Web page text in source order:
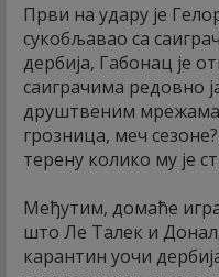
Први на удару је
сукобљавао са
дербија, Габонац је
саиграчима редовно
друштвеним
грозница, меч
терену колико му је
Међутим, домаће
што Ле Талек и
карантин уочи